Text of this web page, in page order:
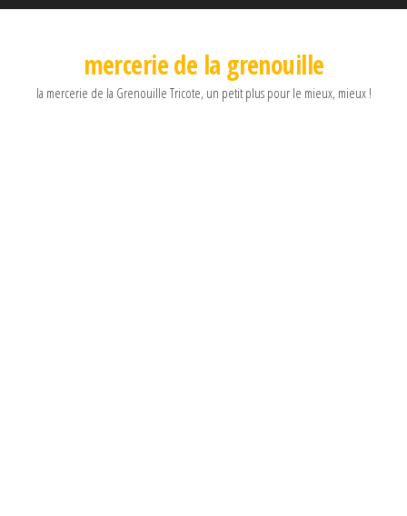
mercerie de la grenouille
la mercerie de la Grenouille Tricote, un petit plus pour le mieux, mieux !